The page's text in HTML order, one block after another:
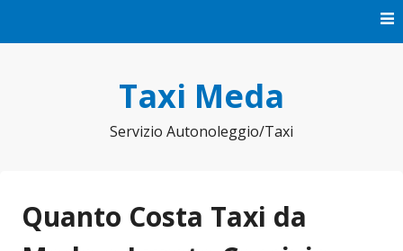
Taxi Meda
Servizio Autonoleggio/Taxi
Quanto Costa Taxi da